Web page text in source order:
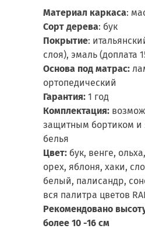
Материал каркаса:
Сорт дерева: бук
Покрытие:
слоя), эмаль (доплата
Основа под матрас:
ортопедический
Гарантия: 1 год
Комплектация:
защитным бортиком и
белья
Цвет: бук, венге,
орех, яблоня, хаки,
белый, палисандр,
вся палитра цветов
Рекомендовано
более 10 -16 см